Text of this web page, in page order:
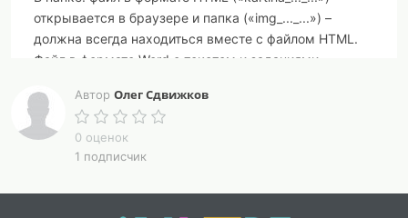
открывается в браузере и папка («img_..._...») –
должна всегда находиться вместе с файлом HTML.
Файл в формате Word с текстом и заданиями.
Автор Олег Сдвижков
0 оценок
1 подписчик